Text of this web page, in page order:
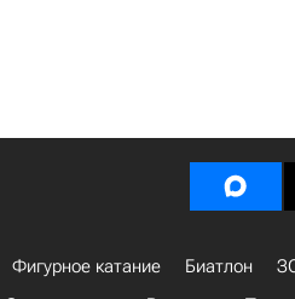
Фигурное катание Биатлон